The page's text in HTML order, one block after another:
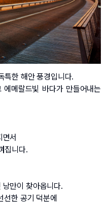
특한 해안 풍경입니다.
메랄드빛 바다가 만들어내는
면서
집니다.
만이 찾아옵니다.
선한 공기 덕분에